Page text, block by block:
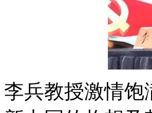
李兵教授激情